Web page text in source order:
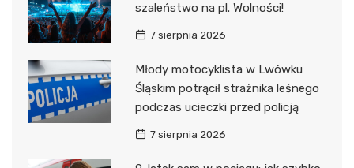
szaleństwo na pl. Wolności!
7 sierpnia 2026
Młody motocyklista w Lwówku
Śląskim potrącił strażnika leśnego
podczas ucieczki przed policją
7 sierpnia 2026